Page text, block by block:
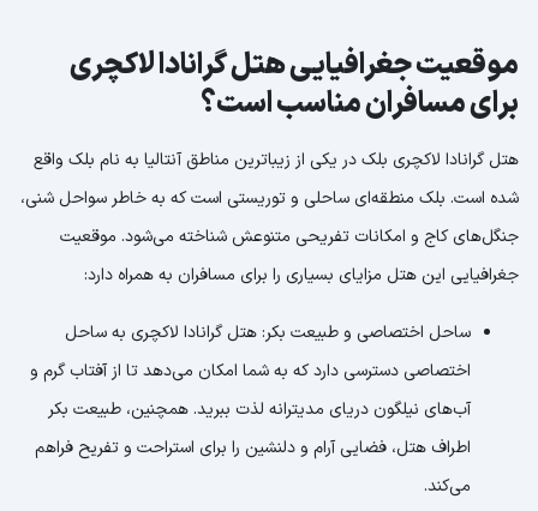
موقعیت جغرافیایی هتل گرانادا لاکچری
برای مسافران مناسب است؟
هتل گرانادا لاکچری بلک در یکی از زیباترین مناطق آنتالیا به نام بلک واقع
شده است. بلک منطقه‌ای ساحلی و توریستی است که به خاطر سواحل شنی،
جنگل‌های کاج و امکانات تفریحی متنوعش شناخته می‌شود. موقعیت
جغرافیایی این هتل مزایای بسیاری را برای مسافران به همراه دارد:
ساحل اختصاصی و طبیعت بکر: هتل گرانادا لاکچری به ساحل
اختصاصی دسترسی دارد که به شما امکان می‌دهد تا از آفتاب گرم و
آب‌های نیلگون دریای مدیترانه لذت ببرید. همچنین، طبیعت بکر
اطراف هتل، فضایی آرام و دلنشین را برای استراحت و تفریح فراهم
می‌کند.